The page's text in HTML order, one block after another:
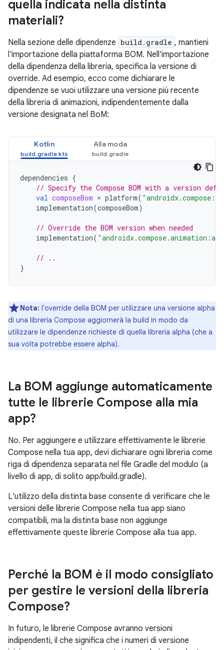
quella indicata nella distinta
materiali?
Nella sezione delle dipendenze build.gradle , mantieni
l'importazione della piattaforma BOM. Nell'importazione
della dipendenza della libreria, specifica la versione di
override. Ad esempio, ecco come dichiarare le
dipendenze se vuoi utilizzare una versione più recente
della libreria di animazioni, indipendentemente dalla
versione designata nel BoM:
Kotlin Alla moda
dependencies {
// Specify the Compose BOM with a version
val composeBom = platform(
implementation(composeBom)
// Override the BOM version when needed
implementation(
// ..
}
Nota: l'override della BOM per utilizzare una versione alpha
di una libreria Compose aggiornerà la build in modo da
utilizzare le dipendenze richieste di quella libreria alpha (che a
sua volta potrebbe essere alpha).
La BOM aggiunge automaticamente
tutte le librerie Compose alla mia
app?
No. Per aggiungere e utilizzare effettivamente le librerie
Compose nella tua app, devi dichiarare ogni libreria come
riga di dipendenza separata nel file Gradle del modulo (a
livello di app, di solito app/build.gradle).
L'utilizzo della distinta base consente di verificare che le
versioni delle librerie Compose nella tua app siano
compatibili, ma la distinta base non aggiunge
effettivamente queste librerie Compose alla tua app.
Perché la BOM è il modo consigliato
per gestire le versioni della libreria
Compose?
In futuro, le librerie Compose avranno versioni
indipendenti, il che significa che i numeri di versione